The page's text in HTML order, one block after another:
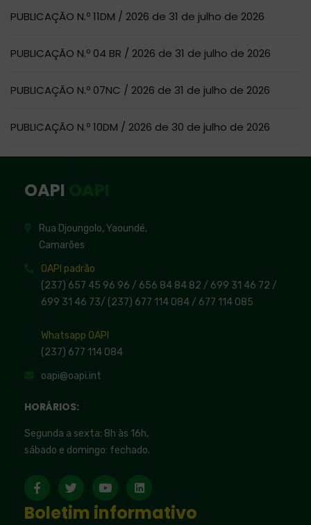
PUBLICAÇÃO N.º 11DM / 2026 de 31 de julho de 2026
PUBLICAÇÃO N.º 04 BR / 2026 de 31 de julho de 2026
PUBLICAÇÃO N.º 07NC / 2026 de 31 de julho de 2026
PUBLICAÇÃO N.º 10DM / 2026 de 30 de julho de 2026
OAPI
Rua Djoungolo, Yaoundé,
Camarões
OAPI padrão
(237) 657 45 96 96 / 656 84 84 82 / 699 31 46 72 /
699 31 46 73/ (237) 677 114 084 / 677 114 085
Whatsapp OAPI
(237) 677 114 084
oapi@oapi.int
HORÁRIOS:
Segunda a sexta: 8h às 16h,
sábado e domingo: fechado.
Boletim informativo